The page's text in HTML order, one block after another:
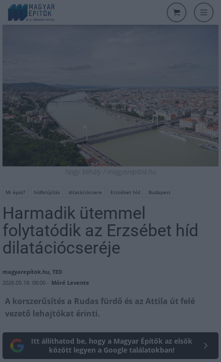
Nagy Mihály / magyarepitok.hu
Mi épül? hídfelújítás dilatációcsere Erzsébet híd Budapest
Harmadik ütemmel
folytatódik az Erzsébet híd
dilatációcseréje
magyarepítok.hu, TED
2026.05.18. 08:00 - Móré Levente
A korszerűsítés a Rudas fürdő és az Attila út felé
vezető lehajtókat érinti.
Itt állíthatod be, hogy a Magyar Építők az elsők
között legyen a Google találatokban!